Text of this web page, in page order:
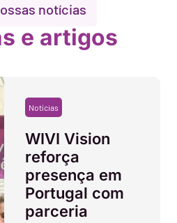
notícias
e artigos
Notícias
WIVI Vision
reforça
presença em
Portugal com
parceria